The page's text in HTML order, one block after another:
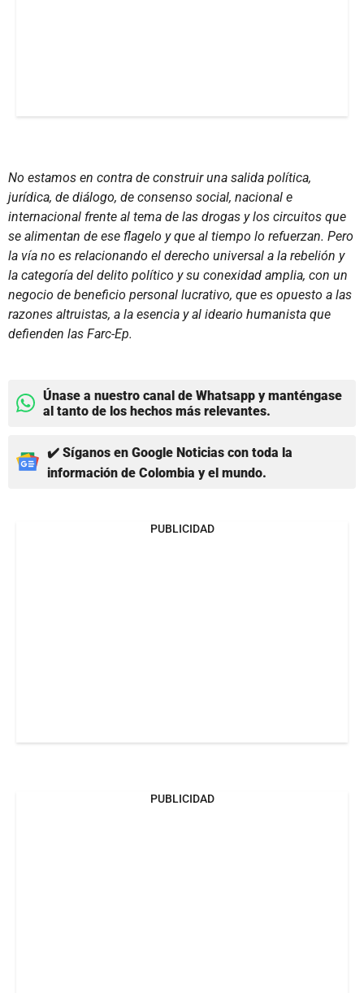
No estamos en contra de construir una salida política,
jurídica, de diálogo, de consenso social, nacional e
internacional frente al tema de las drogas y los circuitos que
se alimentan de ese flagelo y que al tiempo lo refuerzan. Pero
la vía no es relacionando el derecho universal a la rebelión y
la categoría del delito político y su conexidad amplia, con un
negocio de beneficio personal lucrativo, que es opuesto a las
razones altruistas, a la esencia y al ideario humanista que
defienden las Farc-Ep.
Únase a nuestro canal de Whatsapp y manténgase
al tanto de los hechos más relevantes.
✔️ Síganos en Google Noticias con toda la
información de Colombia y el mundo.
PUBLICIDAD
PUBLICIDAD